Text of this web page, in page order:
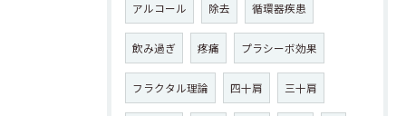
アルコール 除去 循環器疾患
飲み過ぎ 疼痛 プラシーボ効果
フラクタル理論 四十肩 三十肩